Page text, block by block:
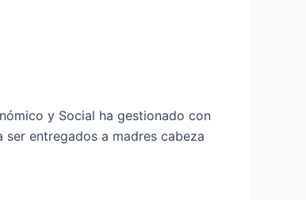
y Social ha gestionado con
entregados a madres cabeza